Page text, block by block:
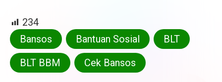
234
Bansos
Bantuan Sosial
BLT
BLT BBM
Cek Bansos